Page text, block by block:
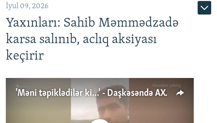
İyul 09, 2026
Yaxınları: Sahib Məmmədzadə
karsa salınıb, aclıq aksiyası
keçirir
'Məni təpiklədilər ki...' - Daşkəsəndə AXCP fəalının yaxınları onun həbsinə etiraz edirlər